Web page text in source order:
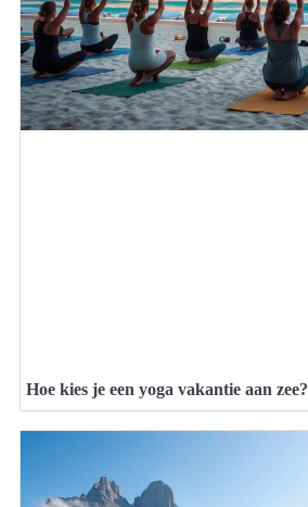
Hoe kies je een yoga vakantie aan zee?